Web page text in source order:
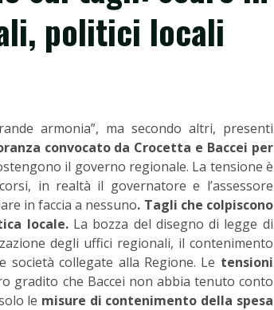
politici locali
armonia”, ma secondo altri, presenti
convocato da Crocetta e Baccei per
il governo regionale. La tensione è
in realtà il governatore e l’assessore
in faccia a nessuno. Tagli che colpiscono
locale.La bozza del disegno di legge di
degli uffici regionali, il contenimento
collegate alla Regione. Le tensioni
gradito che Baccei non abbia tenuto conto
le misure di contenimento della spesa